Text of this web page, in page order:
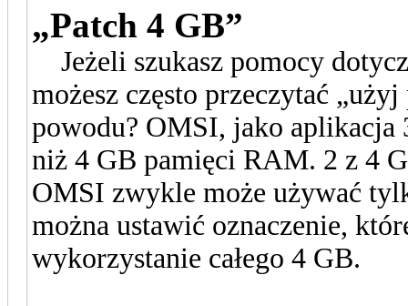
„Patch 4 GB”
Jeżeli szukasz pomocy
możesz często przeczytać
powodu? OMSI, jako aplikacja
niż 4 GB pamięci RAM. 2 z 4
OMSI zwykle może używać
można ustawić oznaczenie,
wykorzystanie całego 4 GB.